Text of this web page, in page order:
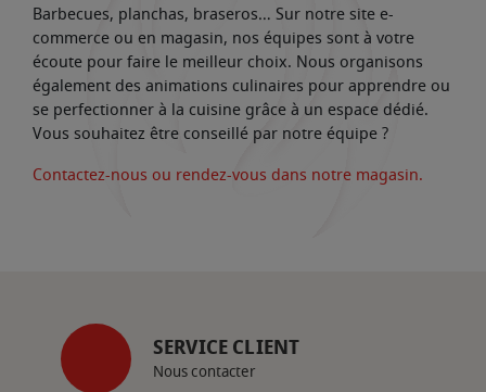
Barbecues, planchas, braseros… Sur notre site e-
commerce ou en magasin, nos équipes sont à votre
écoute pour faire le meilleur choix. Nous organisons
également des animations culinaires pour apprendre ou
se perfectionner à la cuisine grâce à un espace dédié.
Vous souhaitez être conseillé par notre équipe ?
Contactez-nous ou rendez-vous dans notre magasin.
SERVICE CLIENT
Nous contacter